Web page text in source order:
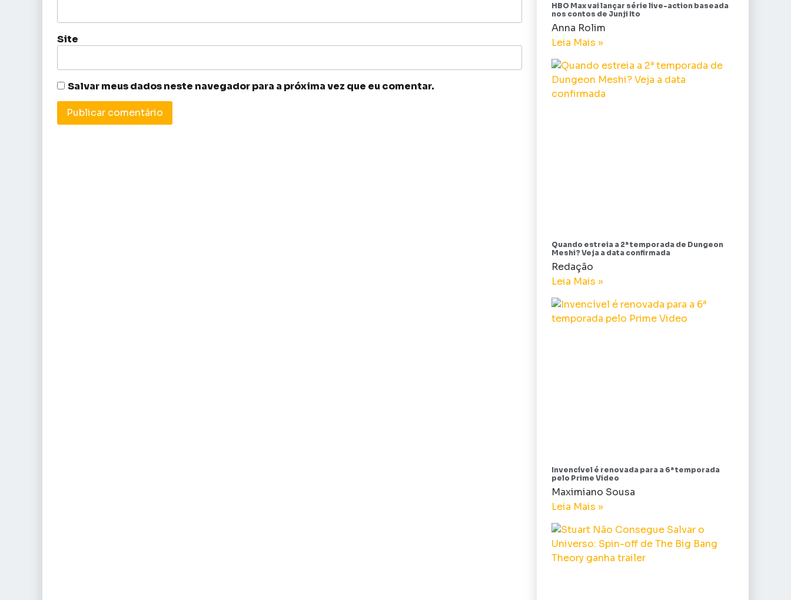
Site
Salvar meus dados neste navegador para a próxima vez que eu comentar.
HBO Max vai lançar série live-action baseada
nos contos de Junji Ito
Anna Rolim
Leia Mais »
Quando estreia a 2ª temporada de Dungeon
Meshi? Veja a data confirmada
Redação
Leia Mais »
Invencível é renovada para a 6ª temporada
pelo Prime Video
Maximiano Sousa
Leia Mais »